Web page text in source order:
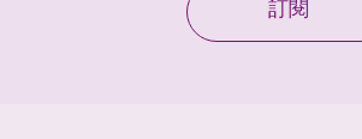
訂閱